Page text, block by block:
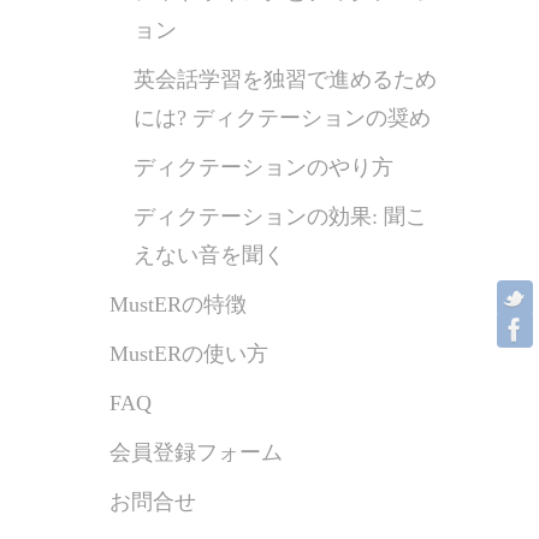
ョン
英会話学習を独習で進めるため
には? ディクテーションの奨め
ディクテーションのやり方
ディクテーションの効果: 聞こ
えない音を聞く
MustERの特徴
MustERの使い方
FAQ
会員登録フォーム
お問合せ